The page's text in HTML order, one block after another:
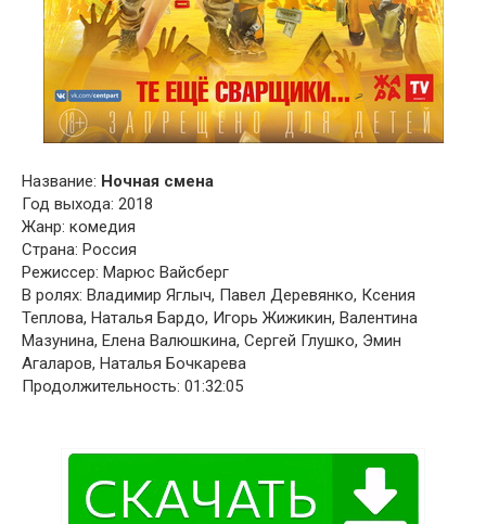
Название: Ночная смена
Год выхода: 2018
Жанр: комедия
Страна: Россия
Режиссер: Марюс Вайсберг
В ролях: Владимир Яглыч, Павел Деревянко, Ксения
Теплова, Наталья Бардо, Игорь Жижикин, Валентина
Мазунина, Елена Валюшкина, Сергей Глушко, Эмин
Агаларов, Наталья Бочкарева
Продолжительность: 01:32:05